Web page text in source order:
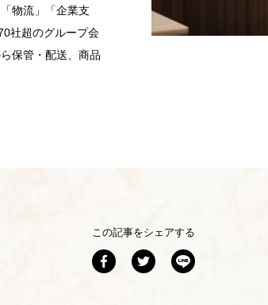
物流」「企業支
社超のグループ会
保管・配送、商品
この記事をシェアする